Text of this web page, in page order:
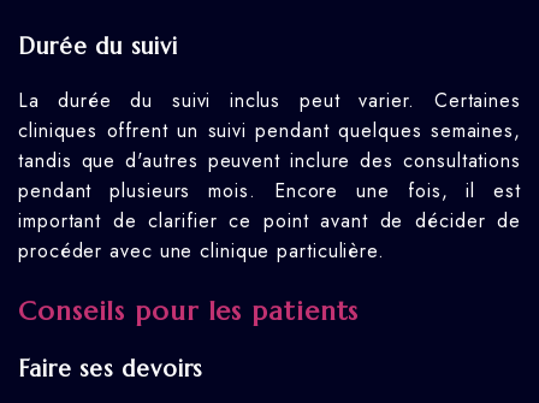
Durée du suivi
La durée du suivi inclus peut varier. Certaines
cliniques offrent un suivi pendant quelques semaines,
tandis que d'autres peuvent inclure des consultations
pendant plusieurs mois. Encore une fois, il est
important de clarifier ce point avant de décider de
procéder avec une clinique particulière.
Conseils pour les patients
Faire ses devoirs